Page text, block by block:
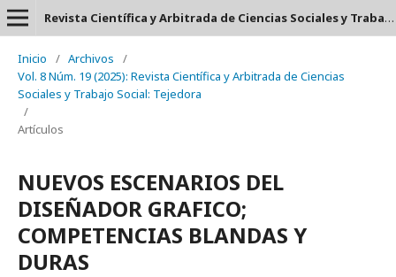
Revista Científica y Arbitrada de Ciencias Sociales y Trabajo Social: Tejedora. ISSN: 2697-3626
Inicio / Archivos
/
Vol. 8 Núm. 19 (2025): Revista Científica y Arbitrada de Ciencias
Sociales y Trabajo Social: Tejedora
/
Artículos
NUEVOS ESCENARIOS DEL
DISEÑADOR GRAFICO;
COMPETENCIAS BLANDAS Y
DURAS